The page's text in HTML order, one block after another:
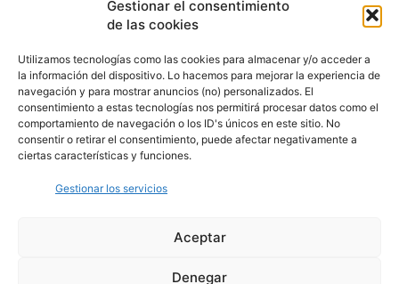
Gestionar el consentimiento
de las cookies
Utilizamos tecnologías como las cookies para almacenar y/o acceder a
la información del dispositivo. Lo hacemos para mejorar la experiencia de
navegación y para mostrar anuncios (no) personalizados. El
consentimiento a estas tecnologías nos permitirá procesar datos como el
comportamiento de navegación o los ID's únicos en este sitio. No
consentir o retirar el consentimiento, puede afectar negativamente a
ciertas características y funciones.
Gestionar los servicios
Aceptar
Denegar